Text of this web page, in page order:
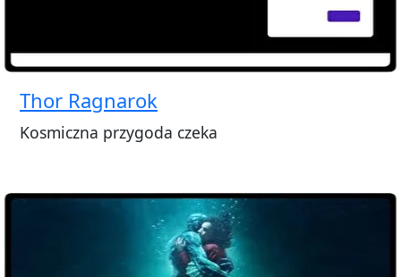
Thor Ragnarok
Kosmiczna przygoda czeka